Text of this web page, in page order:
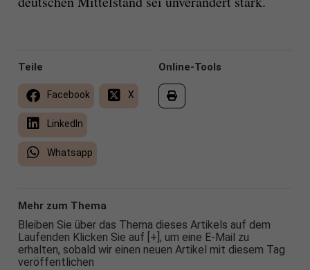
Online-Tools
Teile
Facebook X
LinkedIn
Whatsapp
Mehr zum Thema
Bleiben Sie über das Thema dieses Artikels auf dem
Laufenden Klicken Sie auf [+], um eine E-Mail zu
erhalten, sobald wir einen neuen Artikel mit diesem Tag
veröffentlichen